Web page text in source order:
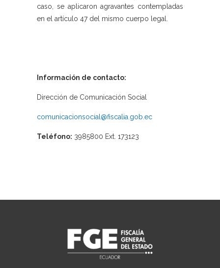
caso, se aplicaron agravantes contempladas
en el artículo 47 del mismo cuerpo legal.
Información de contacto:
Dirección de Comunicación Social
comunicacionsocial@fiscalia.gob.ec
Teléfono: 3985800 Ext. 173123